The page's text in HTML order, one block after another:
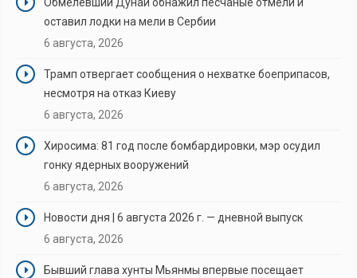
Обмелевший Дунай обнажил песчаные отмели и
оставил лодки на мели в Сербии
6 августа, 2026
Трамп отвергает сообщения о нехватке боеприпасов,
несмотря на отказ Киеву
6 августа, 2026
Хиросима: 81 год после бомбардировки, мэр осудил
гонку ядерных вооружений
6 августа, 2026
Новости дня | 6 августа 2026 г. — дневной выпуск
6 августа, 2026
Бывший глава хунты Мьянмы впервые посещает